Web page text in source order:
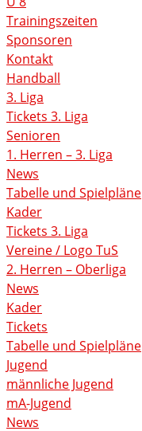
Trainingszeiten
Sponsoren
Kontakt
Handball
3. Liga
Tickets 3. Liga
Senioren
1. Herren – 3. Liga
News
Tabelle und Spielpläne
Kader
Tickets 3. Liga
Vereine / Logo TuS
2. Herren – Oberliga
News
Kader
Tickets
Tabelle und Spielpläne
Jugend
männliche Jugend
mA-Jugend
News